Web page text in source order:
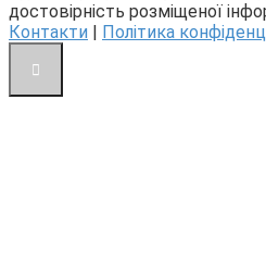
достовірність розміщеної
Контакти | Політика